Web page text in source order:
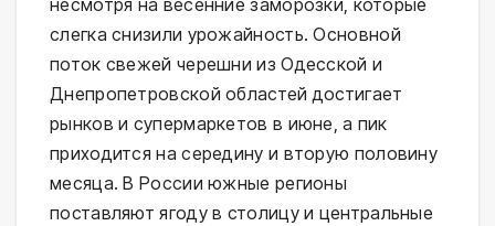
несмотря на весенние заморозки, которые
слегка снизили урожайность. Основной
поток свежей черешни из Одесской и
Днепропетровской областей достигает
рынков и супермаркетов в июне, а пик
приходится на середину и вторую половину
месяца. В России южные регионы
поставляют ягоду в столицу и центральные